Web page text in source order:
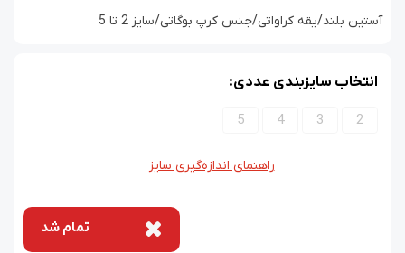
آستین بلند/یقه کراواتی/جنس کرپ بوگاتی/سایز 2 تا 5
انتخاب سایزبندی عددی:
2
3
4
5
راهنمای اندازه‌گیری سایز
تمام شد